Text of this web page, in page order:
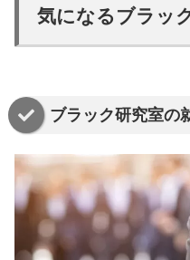
気になるブラッ
ブラック研究室の